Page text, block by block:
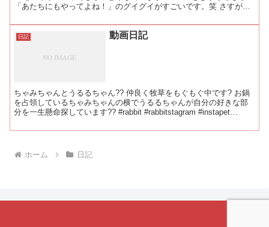
「あたちにもやってよね！」のグイグイがすごいです。笑 さすが肉
日記 動画日記
ちゃみちゃんとうるるちゃん?? 仲良く牧草をもぐもぐ中です? お鍋
を占領しているちゃみちゃんの横でうるるちゃんが自分の好きな部
分を一生懸命探しています?? #rabbit #rabbitstagram #instapet
ホーム 日記